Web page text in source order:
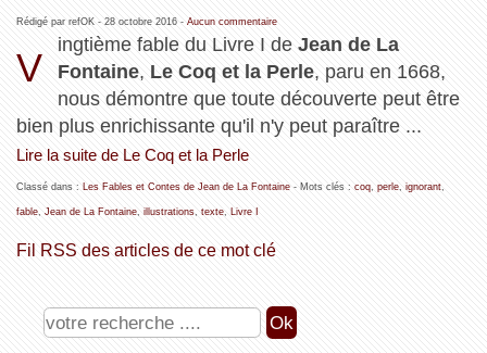
Rédigé par refOK - 28 octobre 2016- Aucun commentaire
V
ingtième fable du Livre I deJean de La
Fontaine, Le Coq et la Perle, paru en 1668,
nous démontre que toute découverte peut être
bien plus enrichissante qu'il n'y peut paraître ...
Lire la suite de Le Coq et la Perle
Classé dans : Les Fables et Contes de Jean de La Fontaine- Mots clés : coq, perle, ignorant,
fable, Jean de La Fontaine, illustrations, texte, Livre I
Fil RSS des articles de ce mot clé